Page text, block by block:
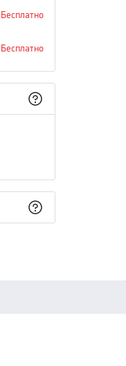
Бесплатно
Бесплатно